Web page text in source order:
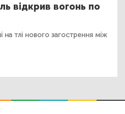
відкрив вогонь по
на тлі нового загострення між